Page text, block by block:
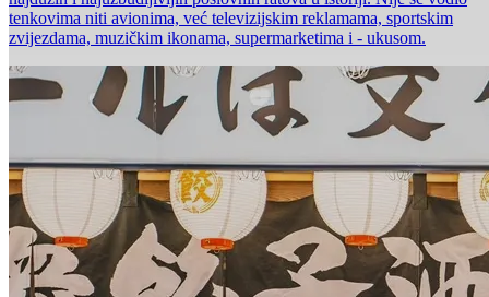
tenkovima niti avionima, već televizijskim reklamama, sportskim
zvijezdama, muzičkim ikonama, supermarketima i - ukusom.